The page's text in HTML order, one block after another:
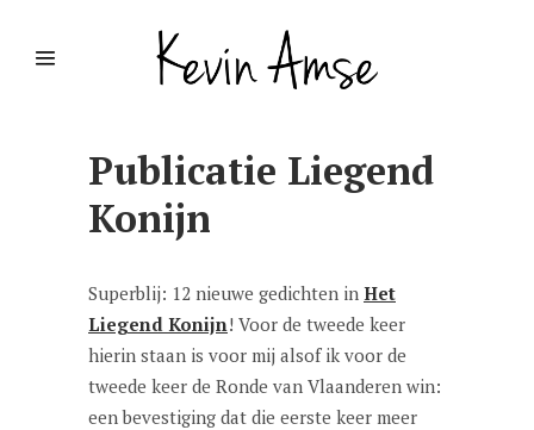
Publicatie Liegend
Konijn
Superblij: 12 nieuwe gedichten in Het
Liegend Konijn! Voor de tweede keer
hierin staan is voor mij alsof ik voor de
tweede keer de Ronde van Vlaanderen win:
een bevestiging dat die eerste keer meer